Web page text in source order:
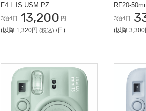
F4 L IS USM PZ
3泊4日 13,200 円
(以降 1,320円 (税込) /日)
RF20-
ーレス一眼
3泊4日
(以降 3,300